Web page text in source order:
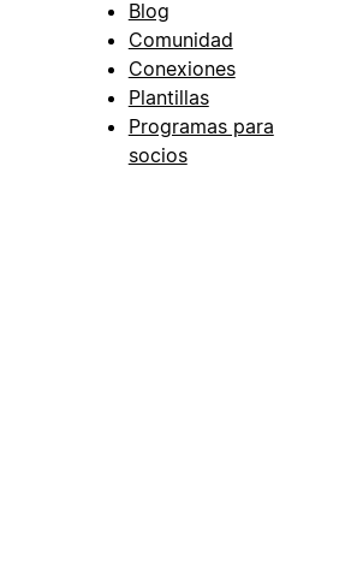
Blog
Comunidad
Conexiones
Plantillas
Programas para
socios